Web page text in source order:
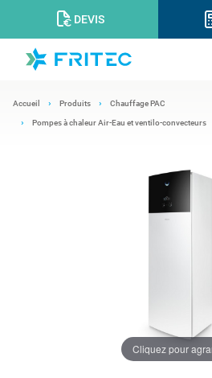
DEVIS
Accueil Produits Chauffage PAC
Pompes à chaleur Air-Eau et ventilo-convecteurs
Cliquez pour